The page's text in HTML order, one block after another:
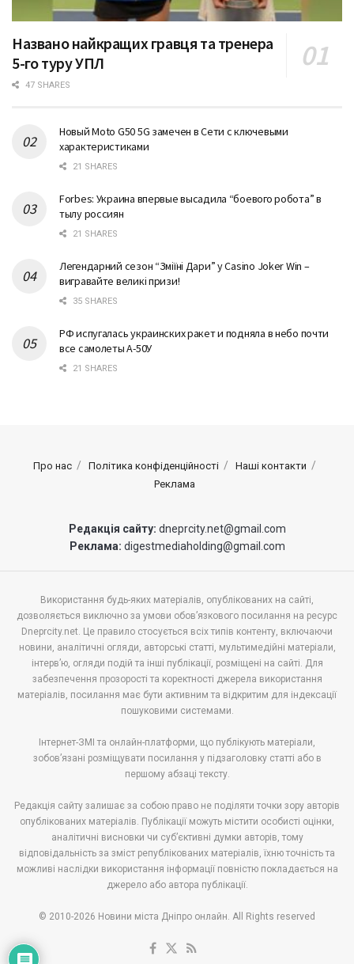
Названо найкращих гравця та тренера
5-го туру УПЛ
47 SHARES
Новый Moto G50 5G замечен в Сети с ключевыми
характеристиками
21 SHARES
Forbes: Украина впервые высадила “боевого робота” в
тылу россиян
21 SHARES
Легендарний сезон “Змiїнi Дари” у Casino Joker Win –
вигравайте великі призи!
35 SHARES
РФ испугалась украинских ракет и подняла в небо почти
все самолеты А-50У
21 SHARES
Про нас Політика конфіденційності
Наші контакти
Реклама
Редакція сайту: dneprcity.net@gmail.com
Реклама: digestmediaholding@gmail.com
Використання будь-яких матеріалів, опублікованих на сайті,
дозволяється виключно за умови обов’язкового посилання на ресурс
Dneprcity.net. Це правило стосується всіх типів контенту, включаючи
новини, аналітичні огляди, авторські статті, мультимедійні матеріали,
інтерв’ю, огляди подій та інші публікації, розміщені на сайті. Для
забезпечення прозорості та коректності джерела використання
матеріалів, посилання має бути активним та відкритим для індексації
пошуковими системами.
Інтернет-ЗМІ та онлайн-платформи, що публікують матеріали,
зобов’язані розміщувати посилання у підзаголовку статті або в
першому абзаці тексту.
Редакція сайту залишає за собою право не поділяти точки зору авторів
опублікованих матеріалів. Публікації можуть містити особисті оцінки,
аналітичні висновки чи суб’єктивні думки авторів, тому
відповідальність за зміст републікованих матеріалів, їхню точність та
можливі наслідки використання інформації повністю покладається на
джерело або автора публікації.
© 2010-2026 Новини міста Дніпро онлайн. All Rights reserved